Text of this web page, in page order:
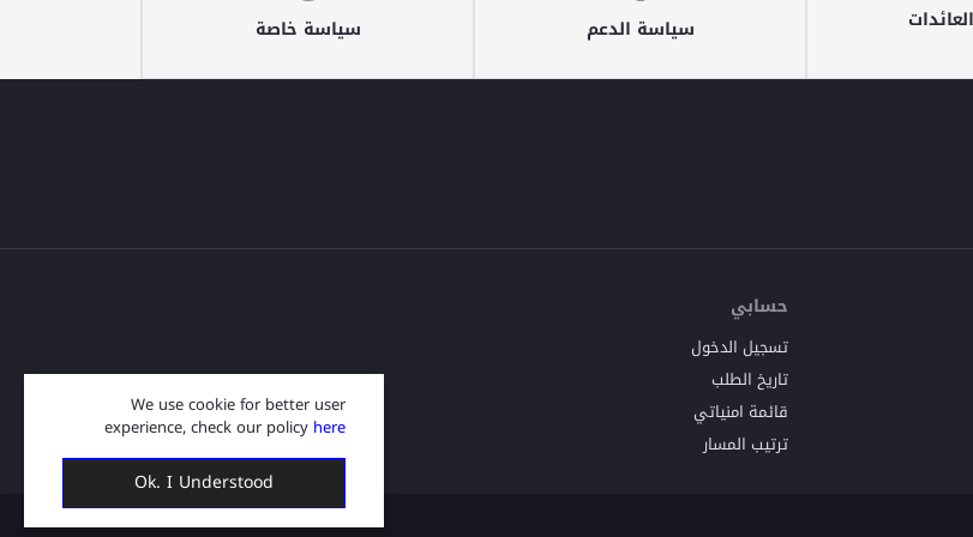
سياسة الدعم سياسة خاصة
حسابي
تسجيل الدخول
تاريخ الطلب
قائمة امنياتي
ترتيب المسار
We use cookie for better user
experience, check our policy here
Ok. I Understood